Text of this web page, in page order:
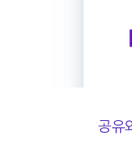
공유